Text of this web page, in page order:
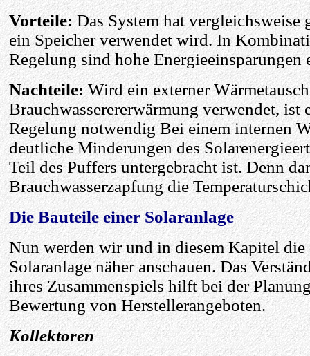
Vorteile:Das System hat vergleichsweise
ein Speicher verwendet wird. In
Regelung sind hohe Energieeinsparungen
Nachteile:Wird ein externer
Brauchwasserererwärmung verwendet, ist
Regelung notwendig Bei einem internen
deutliche Minderungen des
Teil des Puffers untergebracht ist. Denn
Brauchwasserzapfung die
Die Bauteile einer Solaranlage
Nun werden wir und in diesem Kapitel
Solaranlage näher anschauen. Das
ihres Zusammenspiels hilft bei der
Bewertung von Herstellerangeboten.
Kollektoren